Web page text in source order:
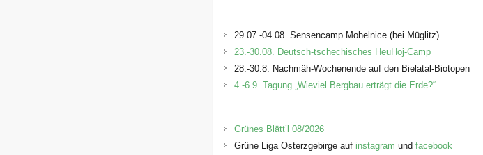
29.07.-04.08. Sensencamp Mohelnice (bei Müglitz)
23.-30.08. Deutsch-tschechisches HeuHoj-Camp
28.-30.8. Nachmäh-Wochenende auf den Bielatal-Biotopen
4.-6.9. Tagung „Wieviel Bergbau erträgt die Erde?“
Grünes Blätt’l 08/2026
Grüne Liga Osterzgebirge auf instagram und facebook